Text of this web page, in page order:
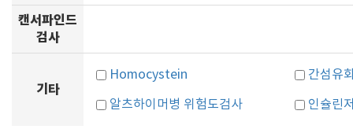
캔서파인드
검사
기타
Homocystein 간섬유
알츠하이머병 위험도검사 인슐린